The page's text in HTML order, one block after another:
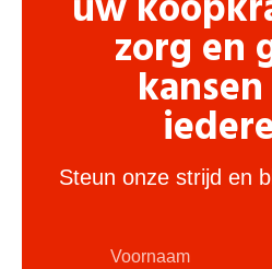
zorg en
Steun onze strijd en